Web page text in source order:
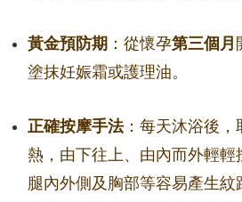
黃金預防期 ：從懷孕第三個月
塗抹妊娠霜或護理油。
正確按摩手法：每天沐浴後，
熱，由下往上、由內而外輕輕
腿內外側及胸部等容易產生紋